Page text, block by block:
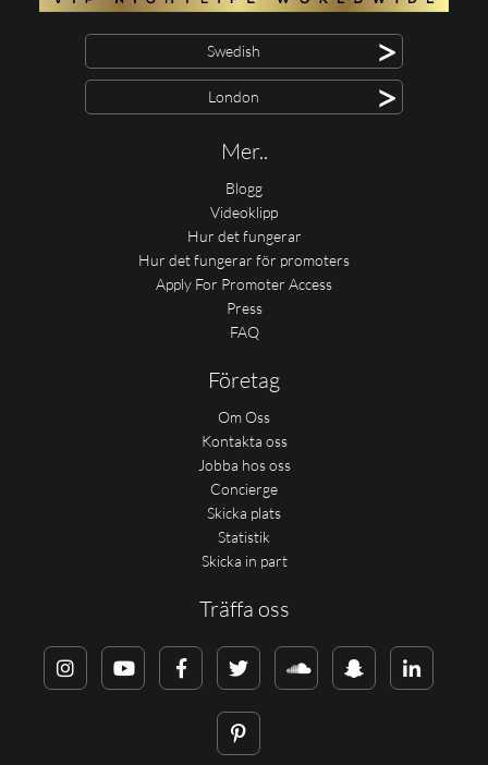
Swedish >
London >
Mer..
Blogg
Videoklipp
Hur det fungerar
Hur det fungerar för promoters
Apply For Promoter Access
Press
FAQ
Företag
Om Oss
Kontakta oss
Jobba hos oss
Concierge
Skicka plats
Statistik
Skicka in part
Träffa oss